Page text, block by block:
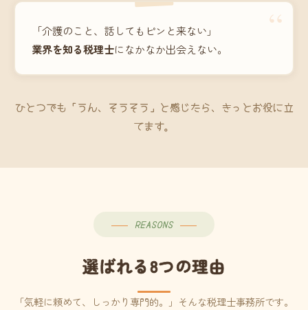
“
「介護のこと、話してもピンと来ない」
業界を知る税理士になかなか出会えない。
ひとつでも「うん、そうそう」と感じたら、きっとお役に立
てます。
REASONS
選ばれる8つの理由
「気軽に頼めて、しっかり専門的。」そんな税理士事務所です。